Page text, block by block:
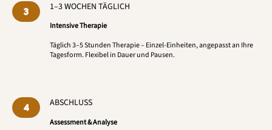
3 1–3 WOCHEN TÄGLICH
Intensive Therapie
Täglich 3–5 Stunden Therapie – Einzel-Einheiten, angepasst an Ihre
Tagesform. Flexibel in Dauer und Pausen.
4 ABSCHLUSS
Assessment & Analyse